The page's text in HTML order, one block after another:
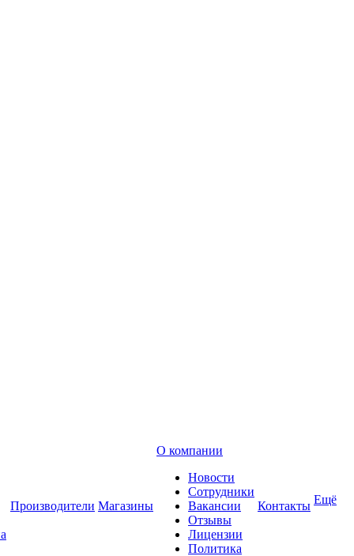
Производители Магазины
О компании
Новости
Сотрудники
Вакансии
Отзывы
Лицензии
Политика
Контакты Ещё